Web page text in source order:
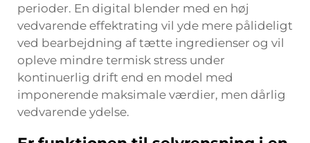
perioder. En digital blender med en høj
vedvarende effektrating vil yde mere pålideligt
ved bearbejdning af tætte ingredienser og vil
opleve mindre termisk stress under
kontinuerlig drift end en model med
imponerende maksimale værdier, men dårlig
vedvarende ydelse.